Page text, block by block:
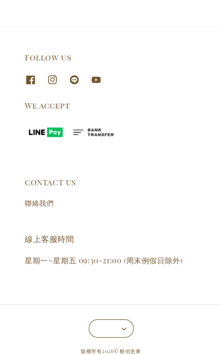
Follow us
We accept
CONTACT US
聯絡我們
線上客服時間
星期一~星期五 09:30-21:00 (周末例假日除外)
版權所有2026© 酷伯史東